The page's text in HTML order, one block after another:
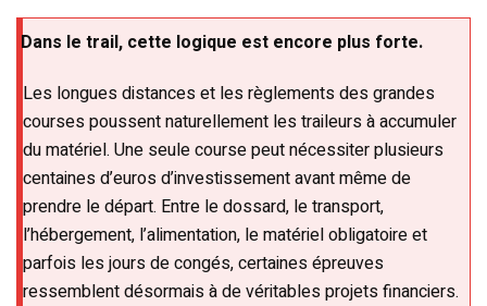
Dans le trail, cette logique est encore plus forte.
Les longues distances et les règlements des grandes
courses poussent naturellement les traileurs à accumuler
du matériel. Une seule course peut nécessiter plusieurs
centaines d’euros d’investissement avant même de
prendre le départ. Entre le dossard, le transport,
l’hébergement, l’alimentation, le matériel obligatoire et
parfois les jours de congés, certaines épreuves
ressemblent désormais à de véritables projets financiers.